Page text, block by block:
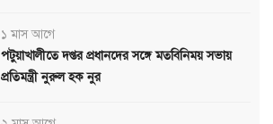
১ মাস আগে
পটুয়াখালীতে দপ্তর প্রধানদের সঙ্গে মতবিনিময় সভায়
প্রতিমন্ত্রী নুরুল হক নুর